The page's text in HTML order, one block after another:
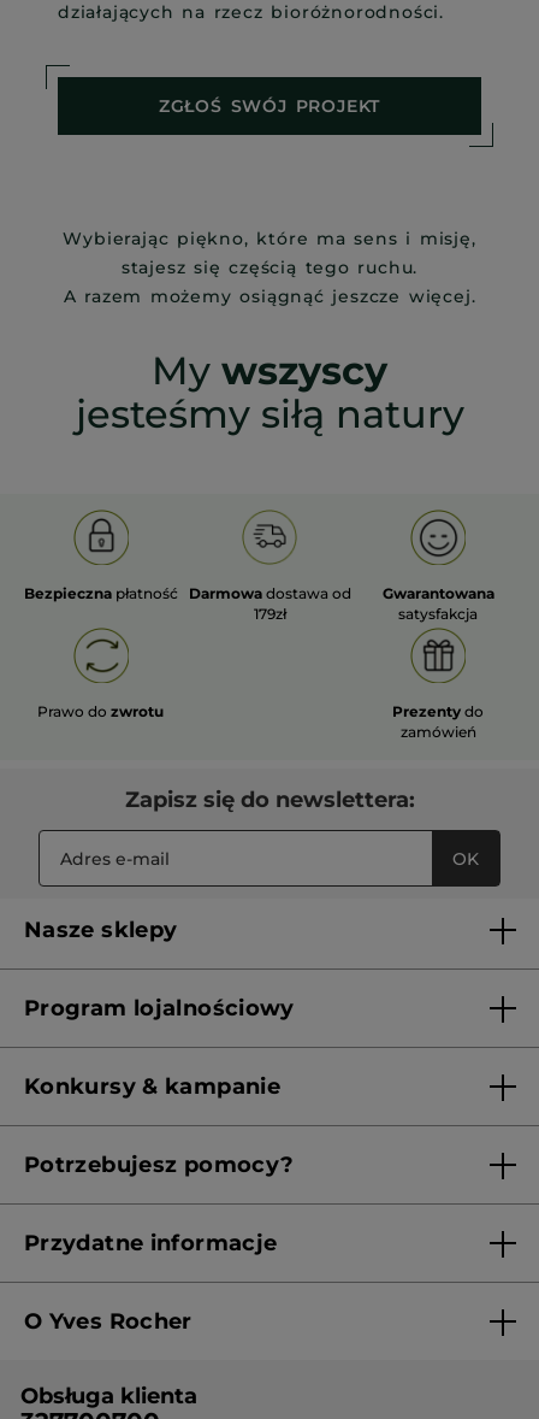
działających na rzecz bioróżnorodności.
ZGŁOŚ SWÓJ PROJEKT
Wybierając piękno, które ma sens i misję,
stajesz się częścią tego ruchu.
A razem możemy osiągnąć jeszcze więcej.
My wszyscy
jesteśmy siłą natury
Bezpieczna płatność Darmowa dostawa od
179zł
Gwarantowana
satysfakcja
Prawo dozwrotu Prezenty do
zamówień
Zapisz się do newslettera:
OK
Nasze sklepy
Franczyza
Program lojalnościowy
Konkursy & kampanie
Potrzebujesz pomocy?
Przydatne informacje
Polityka prywatności
O Yves Rocher
Nasza wiedza botaniczna
Obsługa klienta